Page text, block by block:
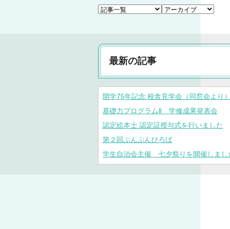
最新の記事
開学75年記念 校舎見学会（同窓会より）
基礎力プログラムⅡ 学修成果発表会
認定絵本士 認定証授与式を行いました
第２回ぶんぶんひろば
学生自治会主催 七夕祭りを開催しまし